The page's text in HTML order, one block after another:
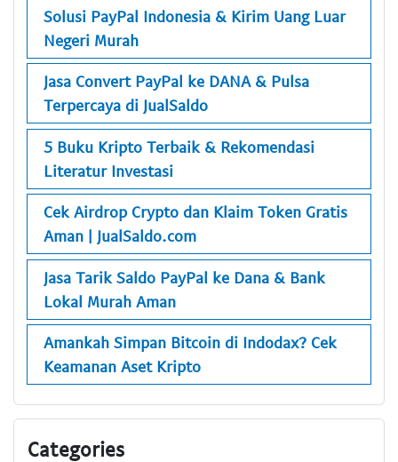
Solusi PayPal Indonesia & Kirim Uang Luar
Negeri Murah
Jasa Convert PayPal ke DANA & Pulsa
Terpercaya di JualSaldo
5 Buku Kripto Terbaik & Rekomendasi
Literatur Investasi
Cek Airdrop Crypto dan Klaim Token Gratis
Aman | JualSaldo.com
Jasa Tarik Saldo PayPal ke Dana & Bank
Lokal Murah Aman
Amankah Simpan Bitcoin di Indodax? Cek
Keamanan Aset Kripto
Categories